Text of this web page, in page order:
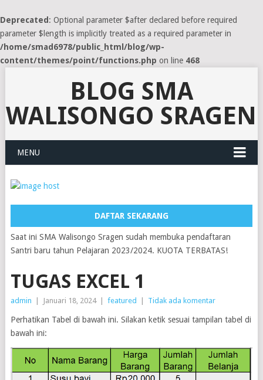
Deprecated : Optional parameter $after declared before required
parameter $length is implicitly treated as a required parameter in
/home/smad6978/public_html/blog/wp-
content/themes/point/functions.php on line 468
BLOG SMA
WALISONGO SRAGEN
MENU
DAFTAR SEKARANG
Saat ini SMA Walisongo Sragen sudah membuka pendaftaran
Santri baru tahun Pelajaran 2023/2024. KUOTA TERBATAS!
TUGAS EXCEL 1
admin Januari 18, 2024 featured Tidak ada komentar
Perhatikan Tabel di bawah ini. Silakan ketik sesuai tampilan tabel di
bawah ini: